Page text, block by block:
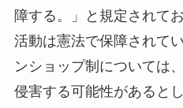
障する。」と規定されて
活動は憲法で保障されて
ンショップ制については
侵害する可能性があると